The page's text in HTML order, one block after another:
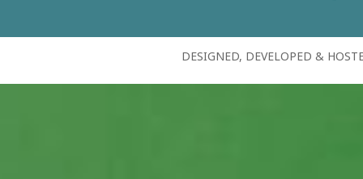
DESIGNED, DEVELOPED &